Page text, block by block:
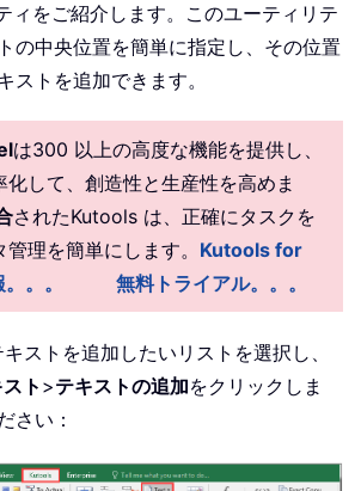
ィをご紹介します。このユーティリテ
の中央位置を簡単に指定し、その位置
ストを追加できます。
は300 以上の高度な機能を提供し、
して、創造性と生産性を高めま
されたKutools は、正確にタスクを
理を簡単にします。 Kutools for
。。
無料トライアル。。。
ストを追加したいリストを選択し、
ト >テキストの追加をクリックしま
さい：